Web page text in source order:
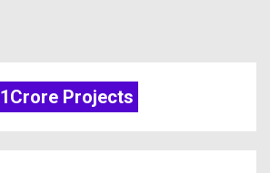
1Crore Projects